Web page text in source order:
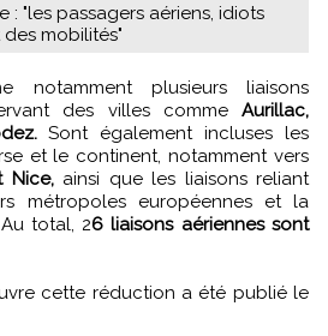
: "les passagers aériens, idiots
mobilités"
des villes comme Aurillac,
Sont également incluses les
et le continent, notamment vers
Nice,ainsi que les liaisons reliant
métropoles européennes et la
total, 26 liaisons aériennes sont
cette réduction a été publié le